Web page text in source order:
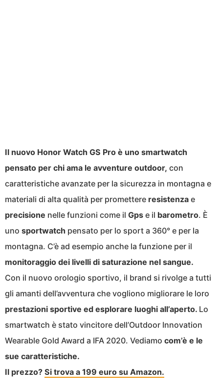
Il nuovo Honor Watch GS Pro è uno smartwatch
pensato per chi ama le avventure outdoor, con
caratteristiche avanzate per la sicurezza in montagna e
materiali di alta qualità per promettere resistenza e
precisione nelle funzioni come il Gps e il barometro. È
uno sportwatch pensato per lo sport a 360° e per la
montagna. C’è ad esempio anche la funzione per il
monitoraggio dei livelli di saturazione nel sangue.
Con il nuovo orologio sportivo, il brand si rivolge a tutti
gli amanti dell’avventura che vogliono migliorare le loro
prestazioni sportive ed esplorare luoghi all’aperto. Lo
smartwatch è stato vincitore dell’Outdoor Innovation
Wearable Gold Award a IFA 2020. Vediamo com’è e le
sue caratteristiche.
Il prezzo? Si trova a 199 euro su Amazon.